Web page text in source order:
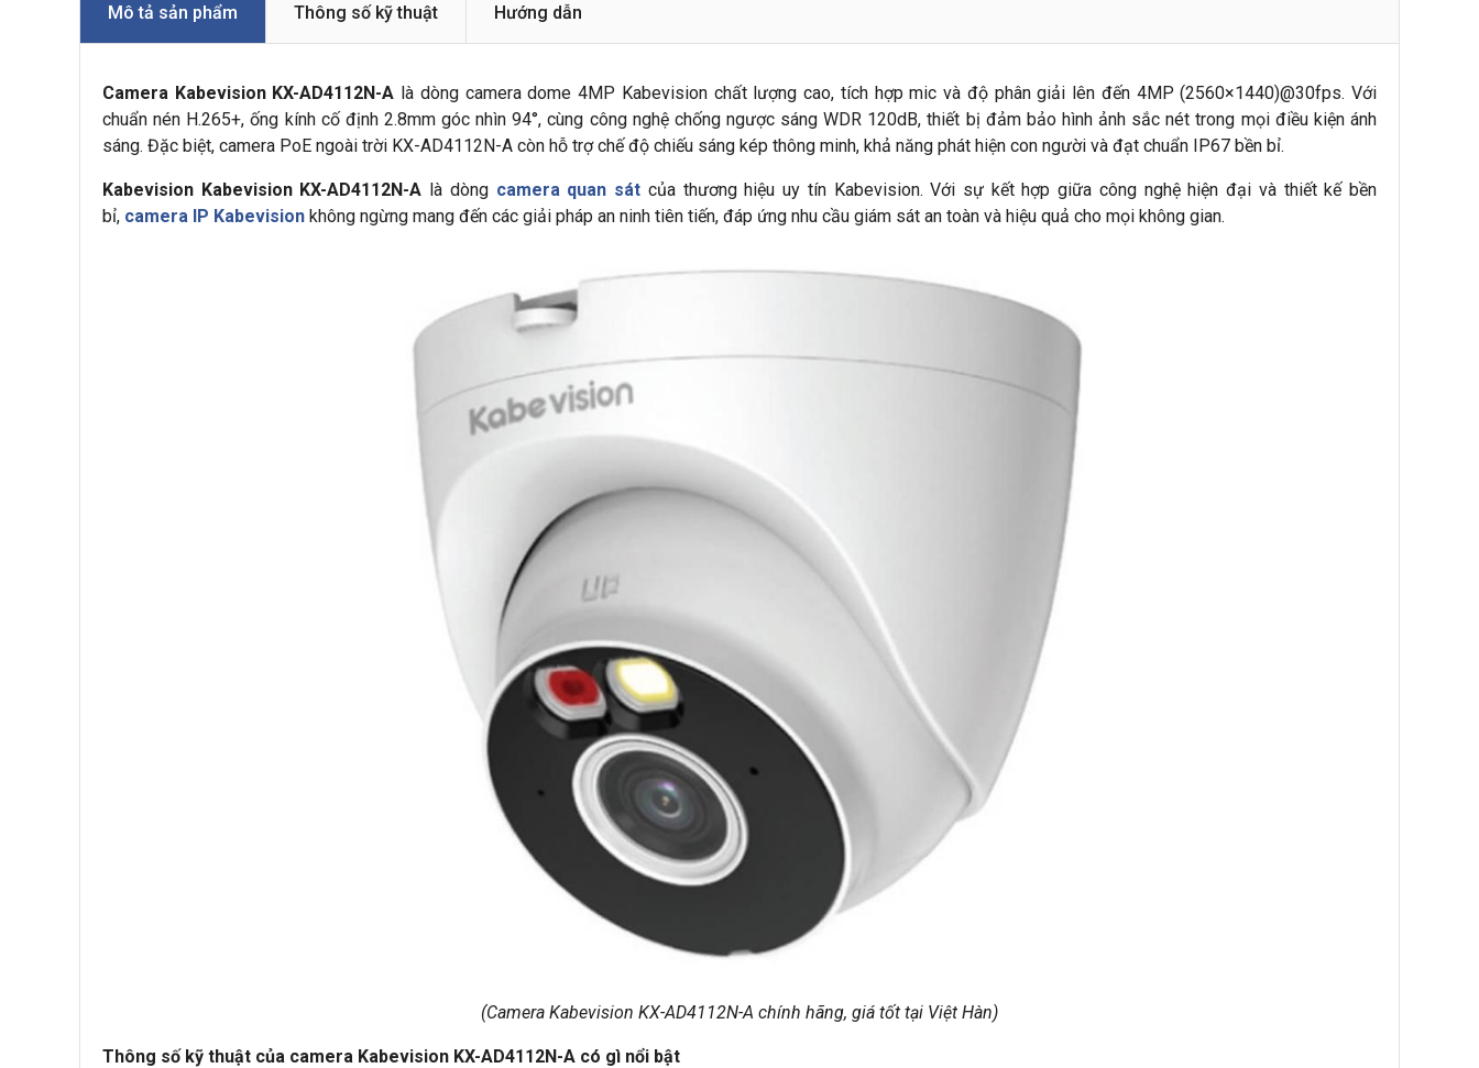
Mô tả sản phẩm Thông số kỹ thuật Hướng dẫn
Camera Kabevision KX-AD4112N-A là dòng camera dome 4MP Kabevision chất lượng cao, tích hợp mic và độ phân giải lên đến 4MP (2560×1440)@30fps. Với
chuẩn nén H.265+, ống kính cố định 2.8mm góc nhìn 94°, cùng công nghệ chống ngược sáng WDR 120dB, thiết bị đảm bảo hình ảnh sắc nét trong mọi điều kiện ánh
sáng. Đặc biệt, camera PoE ngoài trời KX-AD4112N-A còn hỗ trợ chế độ chiếu sáng kép thông minh, khả năng phát hiện con người và đạt chuẩn IP67 bền bỉ.
Kabevision Kabevision KX-AD4112N-A là dòng camera quan sát của thương hiệu uy tín Kabevision. Với sự kết hợp giữa công nghệ hiện đại và thiết kế bền
bỉ, camera IP Kabevision không ngừng mang đến các giải pháp an ninh tiên tiến, đáp ứng nhu cầu giám sát an toàn và hiệu quả cho mọi không gian.
(Camera Kabevision KX-AD4112N-A chính hãng, giá tốt tại Việt Hàn)
Thông số kỹ thuật của camera Kabevision KX-AD4112N-A có gì nổi bật